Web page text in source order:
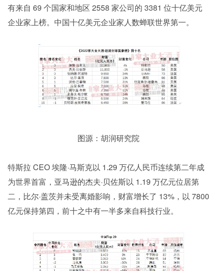
有来自 69 个国家和地区 2558 家公司的 3381 位十亿美元
企业家上榜。中国十亿美元企业家人数蝉联世界第一。
图源：胡润研究院
特斯拉 CEO 埃隆·马斯克以 1.29 万亿人民币连续第二年成
为世界首富，亚马逊的杰夫·贝佐斯以 1.19 万亿元位居第
二，比尔·盖茨并未受离婚影响，财富增长了 13%，以 7800
亿元保持第四，前十之中有一半多来自科技行业。